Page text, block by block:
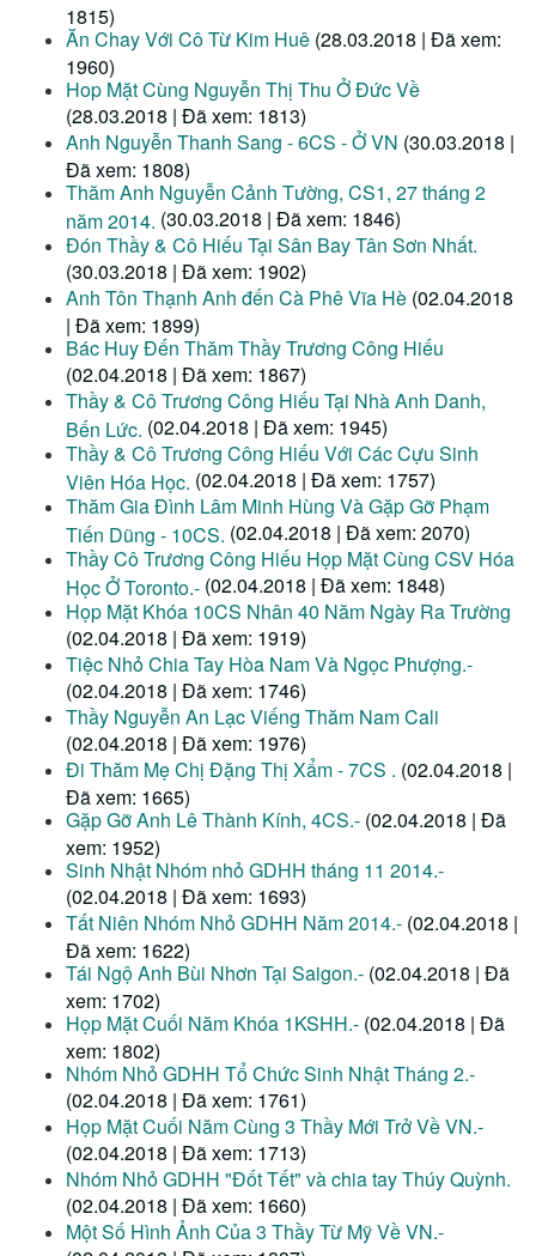
1815)
Ăn Chay Với Cô Từ Kim Huê (28.03.2018 | Đã xem:
1960)
Hop Mặt Cùng Nguyễn Thị Thu Ở Đức Về
(28.03.2018 | Đã xem: 1813)
Anh Nguyễn Thanh Sang - 6CS - Ở VN (30.03.2018 |
Đã xem: 1808)
Thăm Anh Nguyễn Cảnh Tường, CS1, 27 tháng 2
năm 2014. (30.03.2018 | Đã xem: 1846)
Đón Thầy & Cô Hiếu Tại Sân Bay Tân Sơn Nhất.
(30.03.2018 | Đã xem: 1902)
Anh Tôn Thạnh Anh đến Cà Phê Vĩa Hè (02.04.2018
| Đã xem: 1899)
Bác Huy Đến Thăm Thầy Trương Công Hiếu
(02.04.2018 | Đã xem: 1867)
Thầy & Cô Trương Công Hiếu Tại Nhà Anh Danh,
Bến Lức. (02.04.2018 | Đã xem: 1945)
Thầy & Cô Trương Công Hiếu Với Các Cựu Sinh
Viên Hóa Học. (02.04.2018 | Đã xem: 1757)
Thăm Gia Đình Lâm Minh Hùng Và Gặp Gỡ Phạm
Tiến Dũng - 10CS. (02.04.2018 | Đã xem: 2070)
Thầy Cô Trương Công Hiếu Họp Mặt Cùng CSV Hóa
Học Ở Toronto.- (02.04.2018 | Đã xem: 1848)
Họp Mặt Khóa 10CS Nhân 40 Năm Ngày Ra Trường
(02.04.2018 | Đã xem: 1919)
Tiệc Nhỏ Chia Tay Hòa Nam Và Ngọc Phượng.-
(02.04.2018 | Đã xem: 1746)
Thầy Nguyễn An Lạc Viếng Thăm Nam Cali
(02.04.2018 | Đã xem: 1976)
Đi Thăm Mẹ Chị Đặng Thị Xẩm - 7CS . (02.04.2018 |
Đã xem: 1665)
Gặp Gỡ Anh Lê Thành Kính, 4CS.- (02.04.2018 | Đã
xem: 1952)
Sinh Nhật Nhóm nhỏ GDHH tháng 11 2014.-
(02.04.2018 | Đã xem: 1693)
Tất Niên Nhóm Nhỏ GDHH Năm 2014.- (02.04.2018 |
Đã xem: 1622)
Tái Ngộ Anh Bùi Nhơn Tại Saigon.- (02.04.2018 | Đã
xem: 1702)
Họp Mặt Cuối Năm Khóa 1KSHH.- (02.04.2018 | Đã
xem: 1802)
Nhóm Nhỏ GDHH Tổ Chức Sinh Nhật Tháng 2.-
(02.04.2018 | Đã xem: 1761)
Họp Mặt Cuối Năm Cùng 3 Thầy Mới Trở Về VN.-
(02.04.2018 | Đã xem: 1713)
Nhóm Nhỏ GDHH "Đốt Tết" và chia tay Thúy Quỳnh.
(02.04.2018 | Đã xem: 1660)
Một Số Hình Ảnh Của 3 Thầy Từ Mỹ Về VN.-